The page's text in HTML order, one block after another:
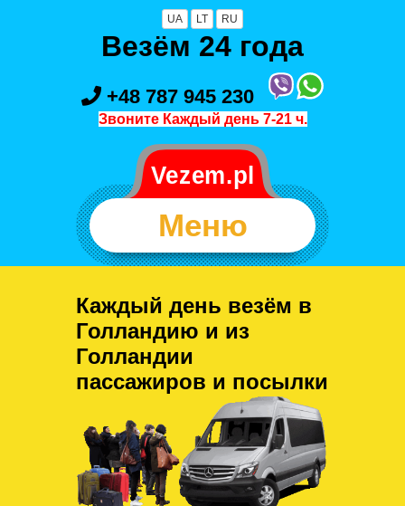
UA LT RU
Везём 24 года
+48 787 945 230
Звоните Каждый день 7-21 ч.
Меню
Каждый день везём в
Голландию и из
Голландии
пассажиров и посылки